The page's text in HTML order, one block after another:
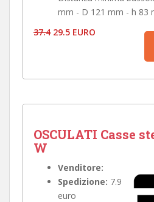
mm - D 121 mm - h 83
37.4 29.5 EURO
OSCULATI Casse
W
Venditore:
Spedizione: 7.9
euro